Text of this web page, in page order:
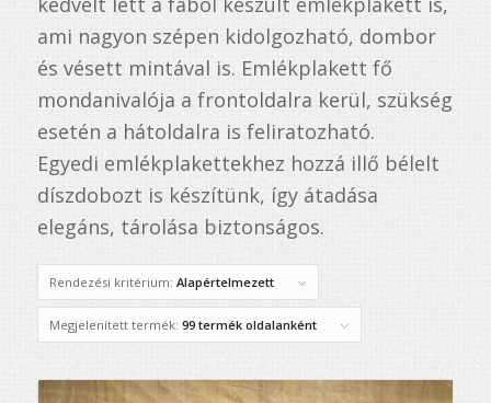
ami nagyon szépen kidolgozható, dombor
és vésett mintával is. Emlékplakett fő
mondanivalója a frontoldalra kerül, szükség
esetén a hátoldalra is feliratozható.
Egyedi emlékplakettekhez hozzá illő bélelt
díszdobozt is készítünk, így átadása
elegáns, tárolása biztonságos.
Rendezési kritérium: Alapértelmezett
Megjelenített termék: 99 termék oldalanként